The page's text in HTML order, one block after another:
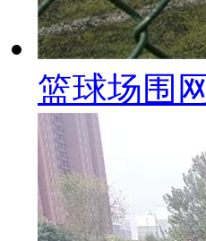
篮球场围网